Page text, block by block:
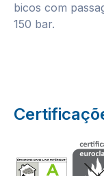
bicos com
150 bar.